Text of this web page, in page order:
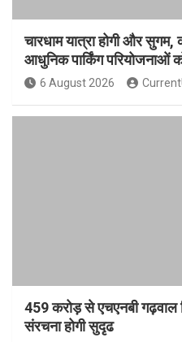
चारधाम यात्रा होगी और
आधुनिक पार्किंग परियोजनाओं
6 August 2026
459 करोड़ से एचएनबी गढ़वाल
संरचना होगी सुदृढ